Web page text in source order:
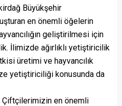
Büyükşehir
en önemli öğelerin
geliştirilmesi için
İlimizde ağırlıklı yetiştiricilik
üretimi ve hayvancılık
yetiştiriciliği konusunda da
en önemli